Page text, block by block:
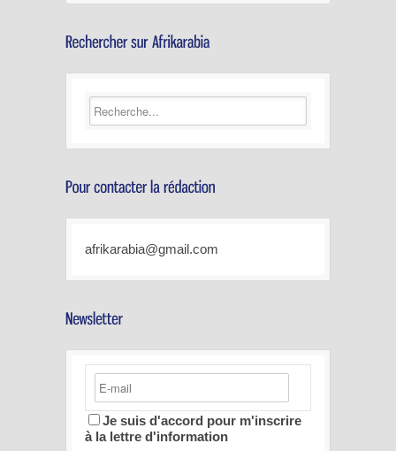
afrikarabia@gmail.com
Je suis d'accord pour m'inscrire
à la lettre d'information